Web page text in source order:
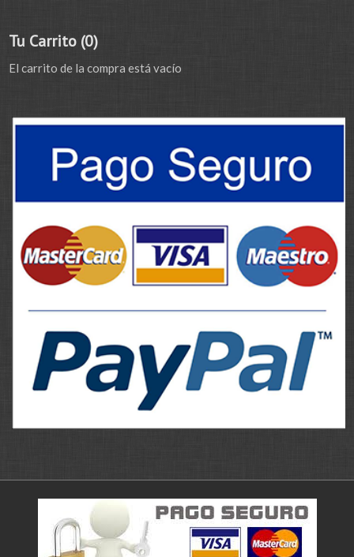
Tu Carrito (0)
El carrito de la compra está vacío